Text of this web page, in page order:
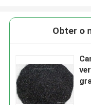
Obter o